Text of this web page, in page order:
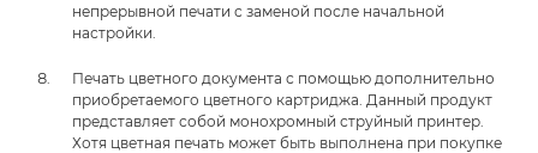
непрерывной печати с заменой после начальной
настройки.
Печать цветного документа с помощью дополнительно
приобретаемого цветного картриджа. Данный продукт
представляет собой монохромный струйный принтер.
Хотя цветная печать может быть выполнена при покупке